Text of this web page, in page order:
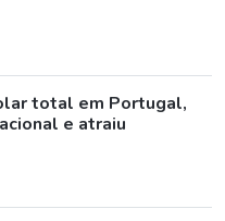
total em Portugal,
e atraiu